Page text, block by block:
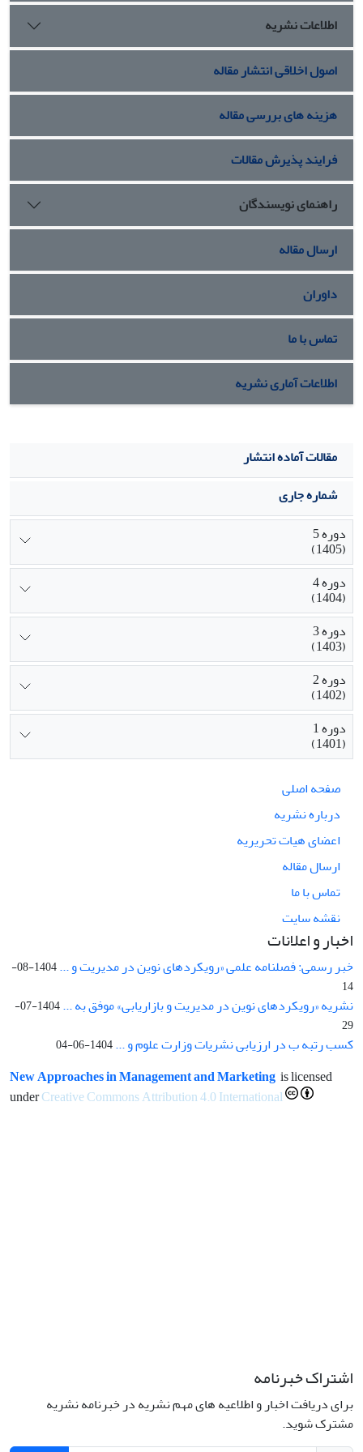
اطلاعات نشریه
اصول اخلاقی انتشار مقاله
هزینه های بررسی مقاله
فرایند پذیرش مقالات
راهنمای نویسندگان
ارسال مقاله
داوران
تماس با ما
اطلاعات آماری نشریه
مقالات آماده انتشار
شماره جاری
دوره 5
(1405)
دوره 4
(1404)
دوره 3
(1403)
دوره 2
(1402)
دوره 1
(1401)
صفحه اصلی
درباره نشریه
اعضای هیات تحریریه
ارسال مقاله
تماس با ما
نقشه سایت
اخبار و اعلانات
خبر رسمی: فصلنامه علمی «رویکردهای نوین در مدیریت و ...
1404-08-
14
نشریه «رویکردهای نوین در مدیریت و بازاریابی» موفق به ...
1404-07-
29
کسب رتبه ب در ارزیابی نشریات وزارت علوم و ...1404-06-04
New Approaches in Management and Marketing is licensed
underCreative Commons Attribution 4.0 International
اشتراک خبرنامه
برای دریافت اخبار و اطلاعیه های مهم نشریه در خبرنامه نشریه
مشترک شوید.